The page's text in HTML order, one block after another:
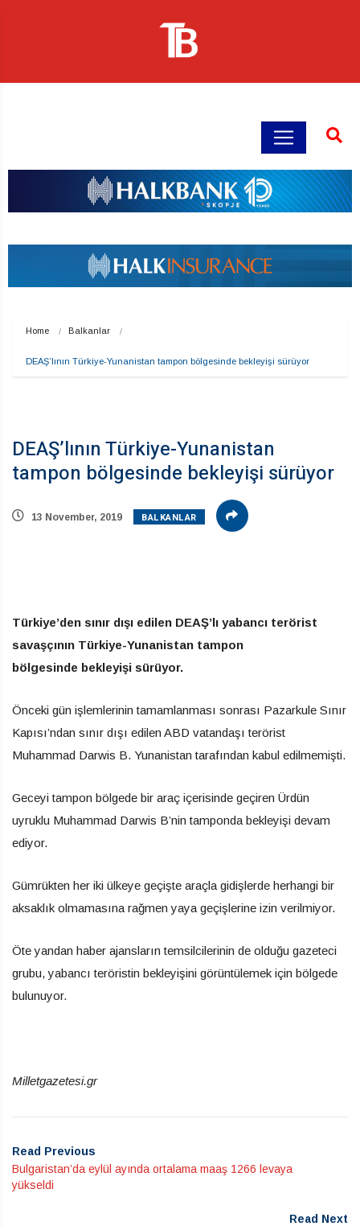
Home Balkanlar
DEAŞ’lının Türkiye-Yunanistan tampon bölgesinde bekleyişi sürüyor
DEAŞ’lının Türkiye-Yunanistan
tampon bölgesinde bekleyişi sürüyor
13 November, 2019 BALKANLAR
Türkiye’den sınır dışı edilen DEAŞ’lı yabancı terörist
savaşçının Türkiye-Yunanistan tampon
bölgesinde bekleyişi sürüyor.
Önceki gün işlemlerinin tamamlanması sonrası Pazarkule Sınır
Kapısı’ndan sınır dışı edilen ABD vatandaşı terörist
Muhammad Darwis B. Yunanistan tarafından kabul edilmemişti.
Geceyi tampon bölgede bir araç içerisinde geçiren Ürdün
uyruklu Muhammad Darwis B’nin tamponda bekleyişi devam
ediyor.
Gümrükten her iki ülkeye geçişte araçla gidişlerde herhangi bir
aksaklık olmamasına rağmen yaya geçişlerine izin verilmiyor.
Öte yandan haber ajansların temsilcilerinin de olduğu gazeteci
grubu, yabancı teröristin bekleyişini görüntülemek için bölgede
bulunuyor.
Milletgazetesi.gr
Read Previous
Bulgaristan’da eylül ayında ortalama maaş 1266 levaya
yükseldi
Read Next